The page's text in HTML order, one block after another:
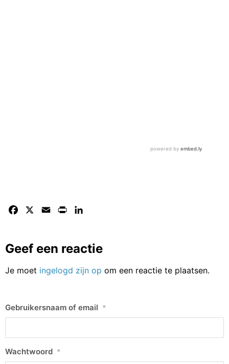
Facebook Email Print
Geef een reactie
Je moet ingelogd zijn op om een reactie te plaatsen.
Gebruikersnaam of email *
Wachtwoord *